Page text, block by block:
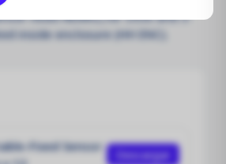
head NEMA2,for S930 and S-
inside enclosure (HH ENC).
Fixed Sensor
Descargar